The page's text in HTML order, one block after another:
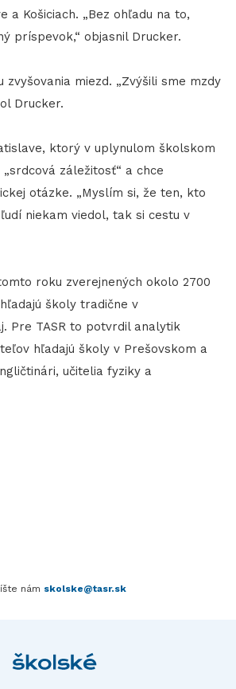
Košiciach. „Bez ohľadu na to,
príspevok,“ objasnil Drucker.
miezd. „Zvýšili sme mzdy
Drucker.
ktorý v uplynulom školskom
záležitosť“ a chce
otázke. „Myslím si, že ten, kto
niekam viedol, tak si cestu v
roku zverejnených okolo 2700
školy tradične v
Pre TASR to potvrdil analytik
hľadajú školy v Prešovskom a
učitelia fyziky a
nám skolske@tasr.sk